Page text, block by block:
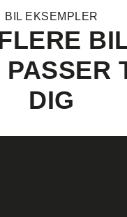
BIL EKSEMPLER
PASSER
DIG